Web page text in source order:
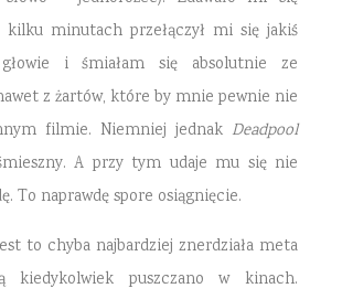
kilku minutach przełączył mi się jakiś
i śmiałam się absolutnie ze
z żartów, które by mnie pewnie nie
filmie. Niemniej jednak Deadpool
A przy tym udaje mu się nie
To naprawdę spore osiągnięcie.
to chyba najbardziej znerdziała meta
kiedykolwiek puszczano w kinach.